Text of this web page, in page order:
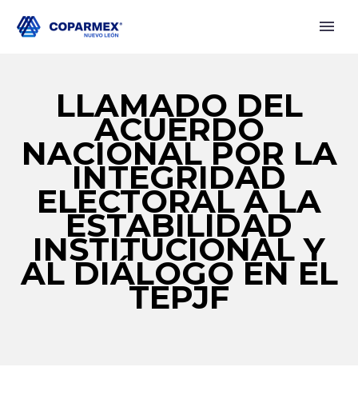
LLAMADO DEL
ACUERDO
NACIONAL POR LA
INTEGRIDAD
ELECTORAL A LA
ESTABILIDAD
INSTITUCIONAL Y
AL DIÁLOGO EN EL
TEPJF